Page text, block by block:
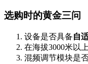
选购时的黄金三问
设备是否具备自
在海拔3000米以
混频调节模块是